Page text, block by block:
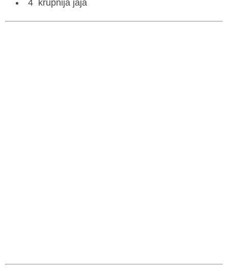
4 krupnija jaja